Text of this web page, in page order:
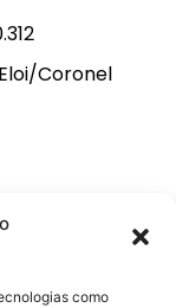
como
Eloi/Coronel